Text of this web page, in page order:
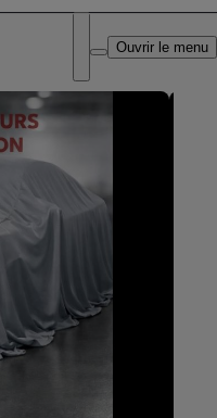
DEALER NAME
Ouvrir le menu